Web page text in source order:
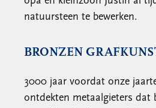
natuursteen te bewerken.
BRONZEN
3000 jaar voordat onze
ontdekten metaalgieters dat